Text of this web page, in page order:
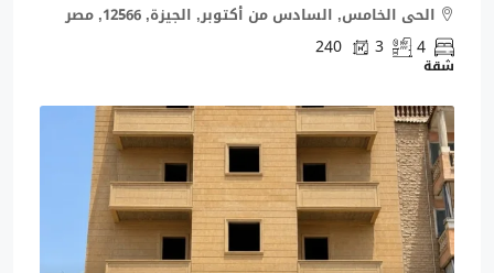
الحى الخامس, السادس من أكتوبر, الجيزة, 12566, مصر
4
3
240
شقة